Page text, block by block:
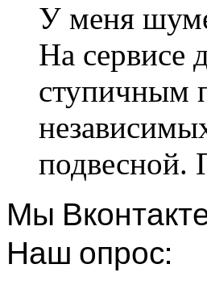
У меня
На сервисе
ступичным
подвесной.
Мы
Наш опрос: